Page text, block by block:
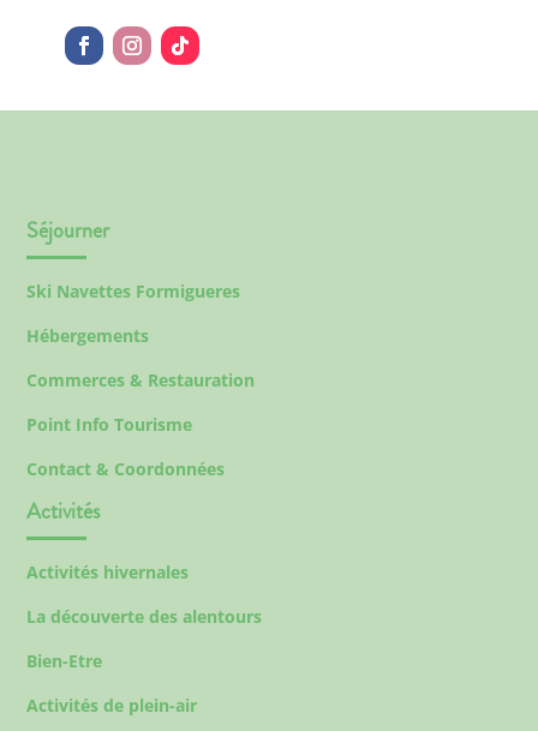
Séjourner
Ski Navettes Formigueres
Hébergements
Commerces & Restauration
Point Info Tourisme
Contact & Coordonnées
Activités
Activités hivernales
La découverte des alentours
Bien-Etre
Activités de plein-air